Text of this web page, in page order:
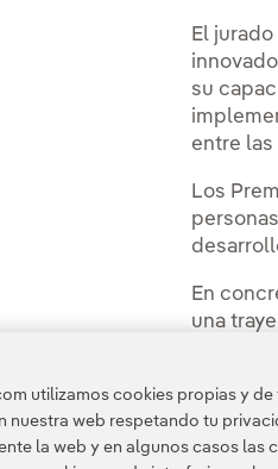
El
su
entre
Los
En
una
Ya en
utilizamos cookies propias y
nuestra web respetando tu
la web y en algunos casos las